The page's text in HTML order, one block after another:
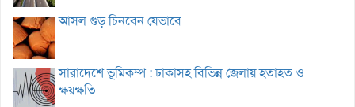
আসল গুড় চিনবেন যেভাবে
সারাদেশে ভূমিকম্প : ঢাকাসহ বিভিন্ন জেলায় হতাহত ও
ক্ষয়ক্ষতি